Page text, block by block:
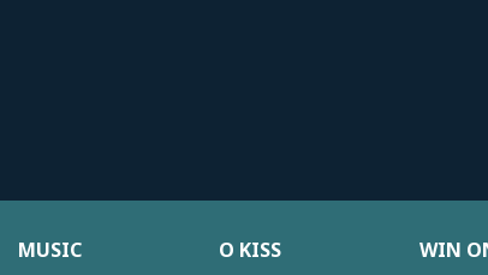
MUSIC Ο KISS WIN